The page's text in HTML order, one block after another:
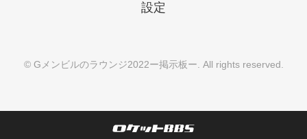
設定
© Gメンビルのラウンジ2022ー掲示板ー . All rights reserved.